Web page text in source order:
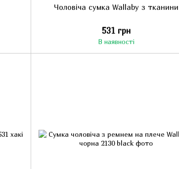
Чоловіча сумка Wallaby з тканини
531 грн
В наявності